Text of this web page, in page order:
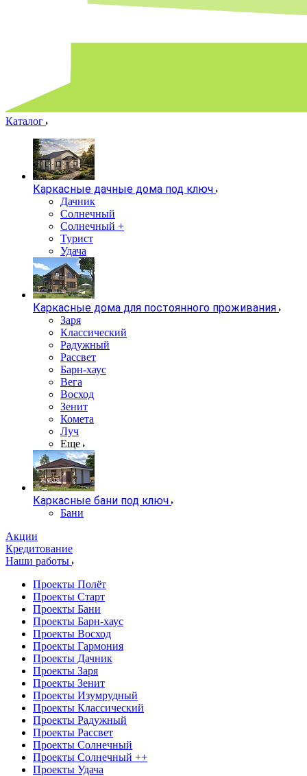
Каталог
Каркасные дачные дома под ключ
Дачник
Солнечный
Солнечный +
Турист
Удача
Каркасные дома для постоянного проживания
Заря
Классический
Радужный
Рассвет
Барн-хаус
Вега
Восход
Зенит
Комета
Луч
Еще
Каркасные бани под ключ
Бани
Акции
Кредитование
Наши работы
Проекты Полёт
Проекты Старт
Проекты Бани
Проекты Барн-хаус
Проекты Восход
Проекты Гармония
Проекты Дачник
Проекты Заря
Проекты Зенит
Проекты Изумрудный
Проекты Классический
Проекты Радужный
Проекты Рассвет
Проекты Солнечный
Проекты Солнечный ++
Проекты Удача